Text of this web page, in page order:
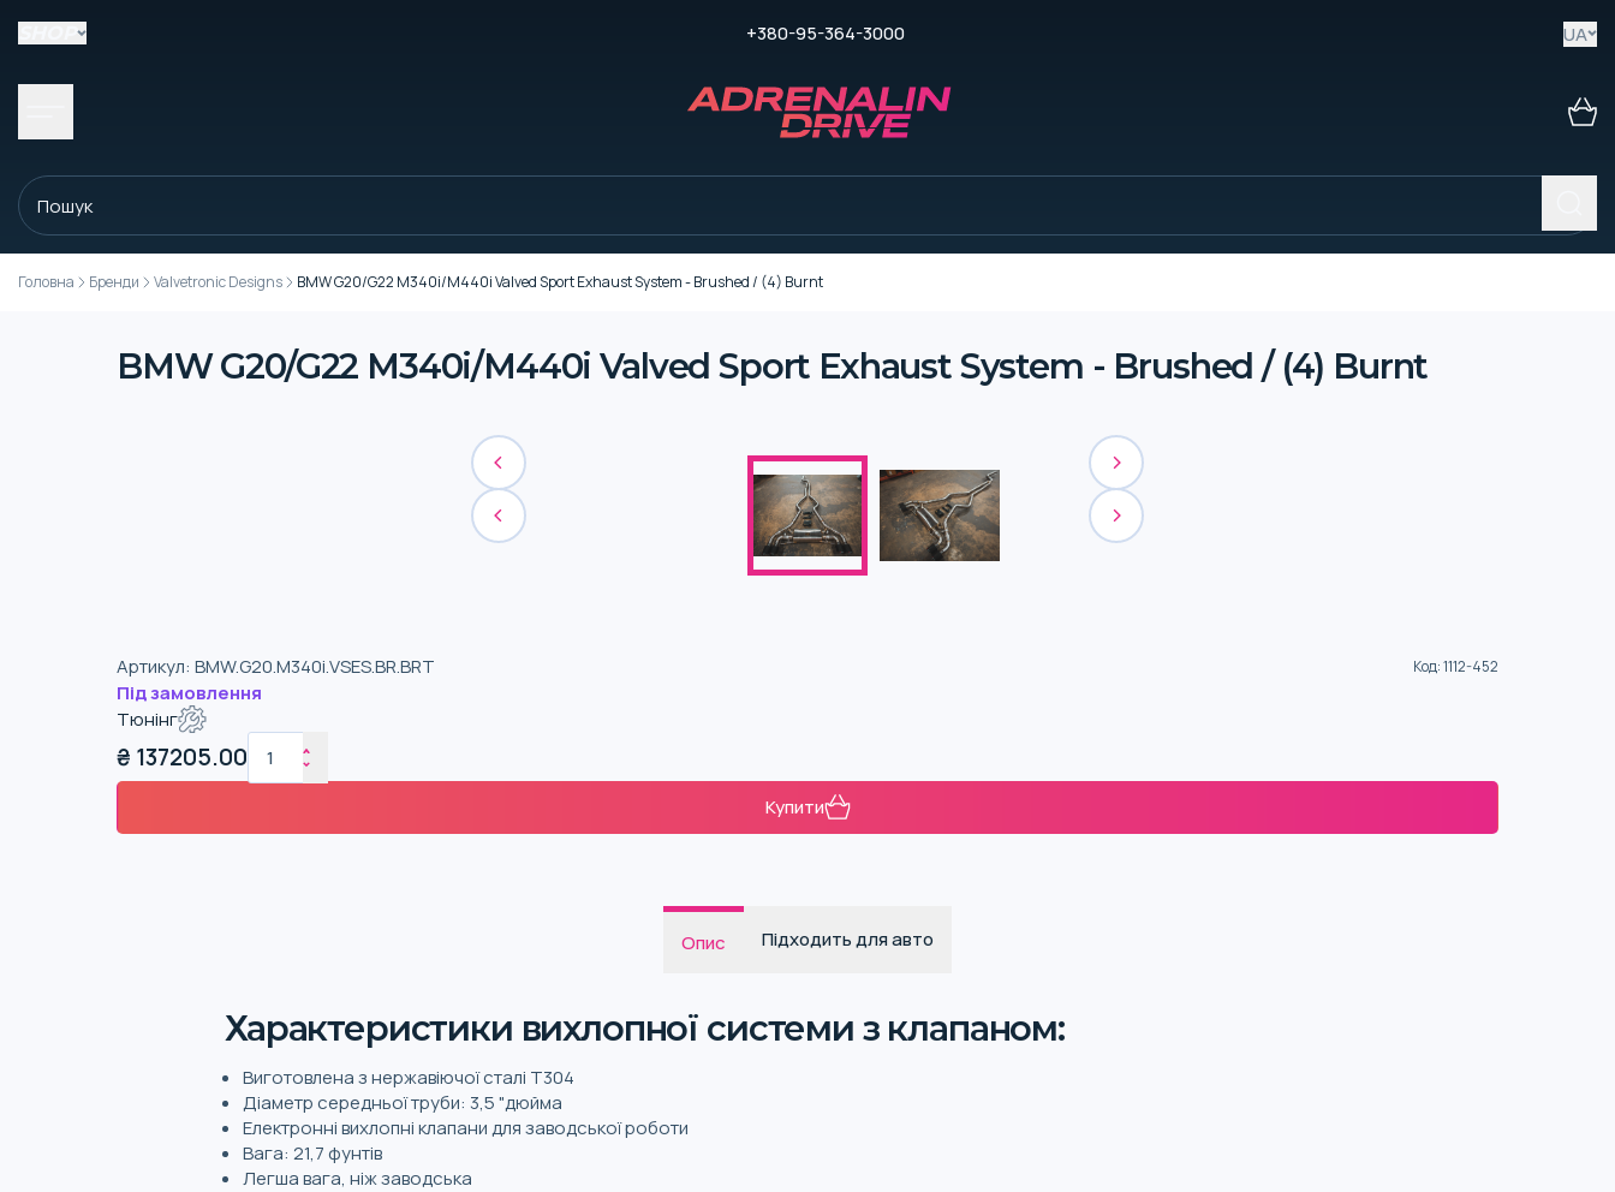
+380-95-364-3000 UA
Головна Бренди Valvetronic Designs BMW G20/G22 M340i/M440i Valved Sport Exhaust System - Brushed / (4) Burnt
BMW G20/G22 M340i/M440i Valved Sport Exhaust System - Brushed / (4) Burnt
Артикул: BMW.G20.M340i.VSES.BR.BRT Код:1112-452
Під замовлення
Тюнінг
₴ 137205.00
Купити
Опис Підходить для авто
Характеристики вихлопної системи з клапаном:
Виготовлена з нержавіючої сталі T304
Діаметр середньої труби: 3,5 "дюйма
Електронні вихлопні клапани для заводської роботи
Вага: 21,7 фунтів
Легша вага, ніж заводська